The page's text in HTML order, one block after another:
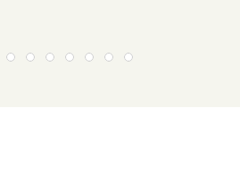
4 5 6 7 8 9 10